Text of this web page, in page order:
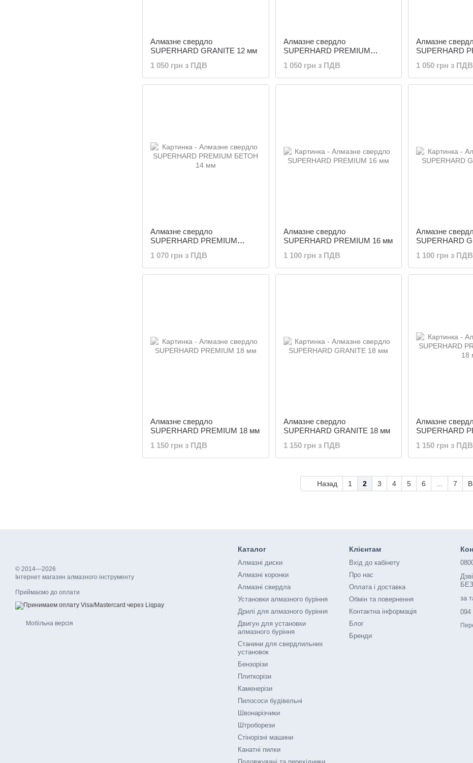
Алмазне свердло
SUPERHARD GRANITE 12 мм
1 050 грн з ПДВ
Алмазне свердло
SUPERHARD PREMIUM
1 050 грн з ПДВ
Алмазне
SUPERHARD
1 050 грн з ПДВ
Алмазне свердло
SUPERHARD PREMIUM
1 070 грн з ПДВ
Алмазне свердло
SUPERHARD PREMIUM 16 мм
1 100 грн з ПДВ
Алмазне
SUPERHARD
1 100 грн з ПДВ
Алмазне свердло
SUPERHARD PREMIUM 18 мм
1 150 грн з ПДВ
Алмазне свердло
SUPERHARD GRANITE 18 мм
1 150 грн з ПДВ
Алмазне
SUPERHARD
1 150 грн з ПДВ
Назад 1 2 3 4 5 6 7
© 2014—2026
Інтернет магазин алмазного інструменту
Приймаємо до оплати
Мобільна версія
Каталог
Алмазні диски
Алмазні коронки
Алмазні свердла
Установки алмазного буріння
Дрилі для алмазного буріння
Двигун для установки
алмазного буріння
Станини для свердлильних
установок
Бензорізи
Плиткорізи
Каменерізи
Пилососи будівельні
Швонарізчики
Штроборези
Стінорізні машини
Канатні пилки
Клієнтам
Вхід до кабінету
Про нас
Оплата і доставка
Обмін та повернення
Контактна інформація
Блог
Бренди
за
094